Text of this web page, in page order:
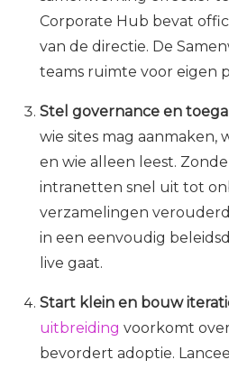
Corporate Hub bevat
van de directie. De
teams ruimte voor eigen
Stel governance en
wie sites mag
en wie alleen leest.
intranetten snel uit tot
verzamelingen
in een eenvoudig
live gaat.
Start klein en bouw
uitbreiding voorkomt
bevordert adoptie.